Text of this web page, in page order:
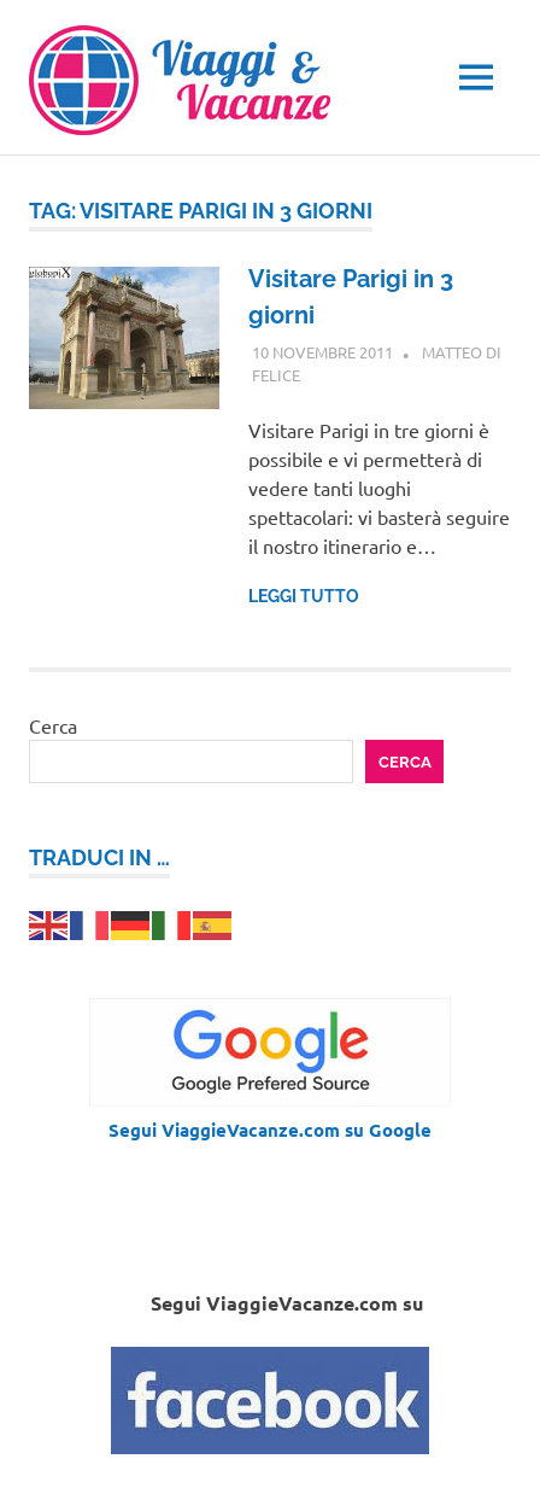
contenuto
MENU
TAG:VISITARE PARIGI IN 3 GIORNI
Visitare Parigi in 3
giorni
10 NOVEMBRE 2011
MATTEO DI
FELICEEUROPA
Visitare Parigi in tre giorni è
possibile e vi permetterà di
vedere tanti luoghi
spettacolari: vi basterà seguire
il nostro itinerario e…
LEGGI TUTTO
Cerca
CERCA
TRADUCI IN …
Segui ViaggieVacanze.com su Google
Segui ViaggieVacanze.com su